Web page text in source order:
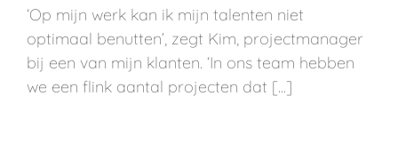
‘Op mijn werk kan ik mijn talenten niet
optimaal benutten’, zegt Kim, projectmanager
bij een van mijn klanten. ‘In ons team hebben
we een flink aantal projecten dat [...]